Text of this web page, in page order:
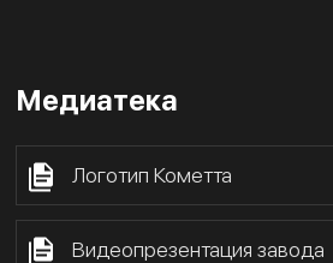
Медиатека
Логотип Кометта
Видеопрезентация завода